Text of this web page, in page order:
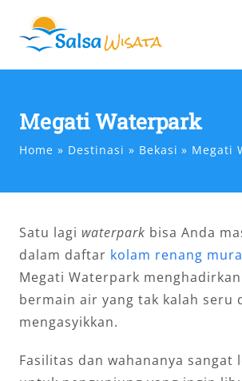
content
Megati Waterpark
Home Destinasi Bekasi Megati
Satu lagi waterpark bisa Anda
dalam daftar kolam renang
Megati Waterpark
bermain air yang tak kalah seru
mengasyikkan.
Fasilitas dan wahananya sangat